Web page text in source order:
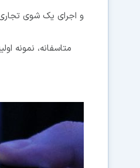
و اجرای یک شوی
متاسفانه، نمونه